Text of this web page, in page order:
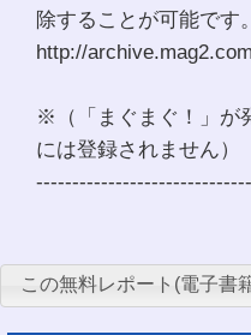
除することが可能です
http://
※（「まぐまぐ！」が
には登録されません）
この無料レポート(電子書